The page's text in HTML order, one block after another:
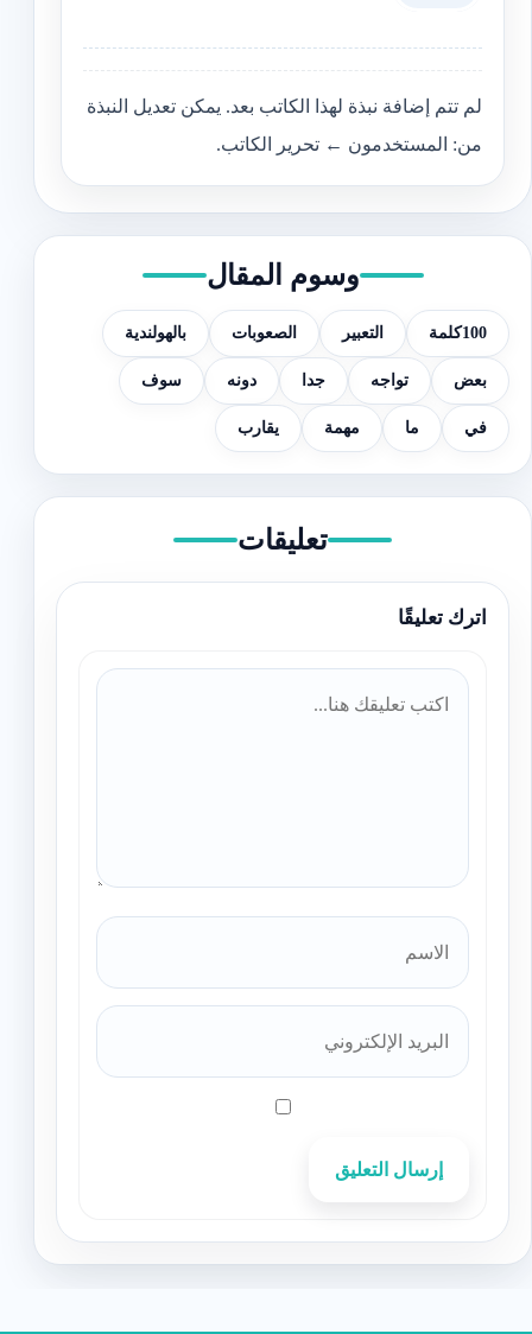
لم تتم إضافة نبذة لهذا الكاتب بعد. يمكن تعديل النبذة
من: المستخدمون ← تحرير الكاتب.
وسوم المقال
100كلمة التعبير الصعوبات بالهولندية
بعض تواجه جدا دونه سوف
في ما مهمة يقارب
تعليقات
اترك تعليقًا
إرسال التعليق